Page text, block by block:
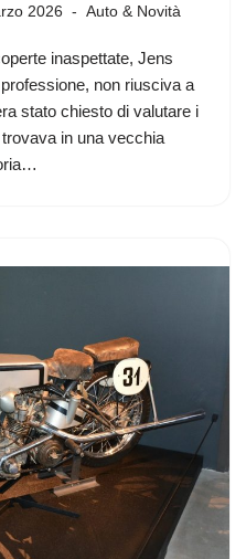
2026 Auto & Novità
inaspettate, Jens
non riusciva a
stato chiesto di valutare i
in una vecchia